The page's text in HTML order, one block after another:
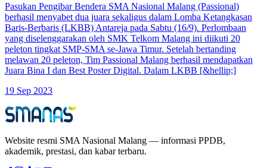
Pasukan Pengibar Bendera SMA Nasional Malang (Passional)
berhasil menyabet dua juara sekaligus dalam Lomba Ketangkasan
Baris-Berbaris (LKBB) Antareja pada Sabtu (16/9). Perlombaan
yang diselenggarakan oleh SMK Telkom Malang ini diikuti 20
peleton tingkat SMP-SMA se-Jawa Timur. Setelah bertanding
melawan 20 peleton, Tim Passional Malang berhasil mendapatkan
Juara Bina I dan Best Poster Digital. Dalam LKBB [&hellip;]
19 Sep 2023
Website resmi SMA Nasional Malang — informasi PPDB,
akademik, prestasi, dan kabar terbaru.